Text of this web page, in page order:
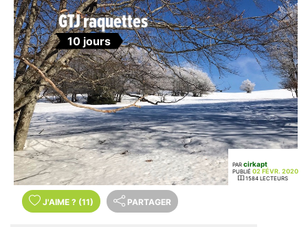
GTJ raquettes
10 jours
PAR cirkapt
PUBLIÉ 02 FÉVR. 2020
1584 LECTEURS
J'AIME ? (11) PARTAGER